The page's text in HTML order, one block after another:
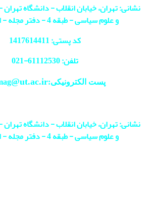
نشانی: تهران، خیابان انقلاب - دانشگاه
و علوم سیاسی - طبقه 4 - دفتر مجله - اتاق 413
کد پستی: 1417614411
تلفن: 61112530-
021
پست الکترونیکی:lawmag@ut.ac.ir
نشانی: تهران، خیابان انقلاب - دانشگاه
و علوم سیاسی - طبقه 4 - دفتر مجله - اتاق 413